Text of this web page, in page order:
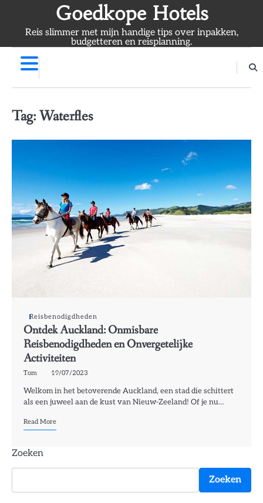
content
Goedkope Hotels
Reis slimmer met mijn handige tips over inpakken,
budgetteren en reisplanning.
Tag:Waterfles
Reisbenodigdheden
Ontdek Auckland: Onmisbare
Reisbenodigdheden en Onvergetelijke
Activiteiten
Tom 19/07/2023
Welkom in het betoverende Auckland, een stad die schittert
als een juweel aan de kust van Nieuw-Zeeland! Of je nu…
Read More
Zoeken
Zoeken